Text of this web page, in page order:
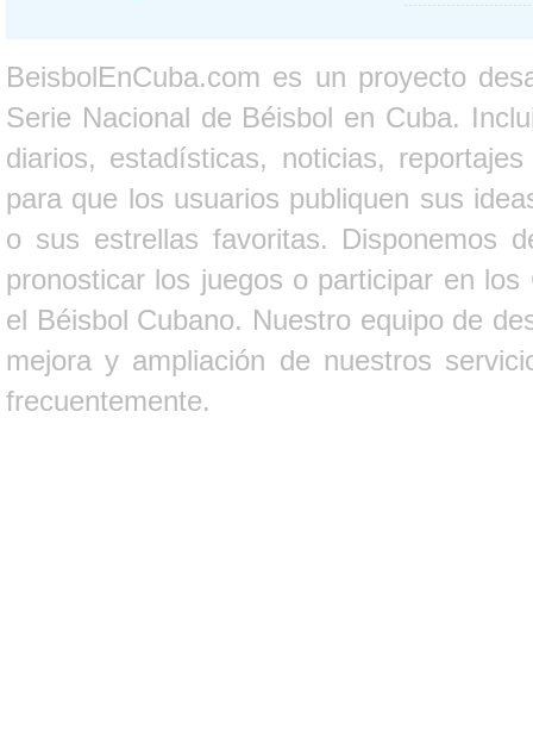
BeisbolEnCuba.com es un proyecto
Serie Nacional de Béisbol en Cuba.
diarios, estadísticas, noticias,
para que los usuarios publiquen sus
o sus estrellas favoritas. Disponemos
pronosticar los juegos o participar en
el Béisbol Cubano. Nuestro equipo de
mejora y ampliación de nuestros
frecuentemente.